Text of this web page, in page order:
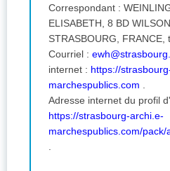
Correspondant :
ELISABETH, 8 BD WILSON 67000
Courriel :
internet : https://
marchespublics.com .
Adresse internet du profil
https://strasbourg-archi.e-
marchespublics.com/
.